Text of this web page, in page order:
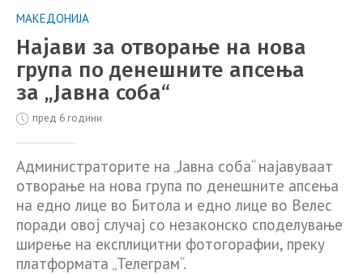
МАКЕДОНИЈА
Најави за отворање на нова
група по денешните апсења
за „Јавна соба“
пред 6 години
Администраторите на „Јавна соба“ најавуваат
отворање на нова група по денешните апсења
на едно лице во Битола и едно лице во Велес
поради овој случај со незаконско споделување
ширење на експлицитни фотогорафии, преку
платформата „Телеграм“.